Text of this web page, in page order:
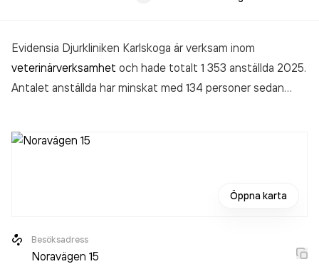
Evidensia Djurkliniken Karlskoga är verksam inom
veterinärverksamhet och hade totalt 1 353 anställda 2025.
Antalet anställda har minskat med 134 personer sedan
Djurkliniken Karlskoga
Öppna karta
Besöksadress
Noravägen 15